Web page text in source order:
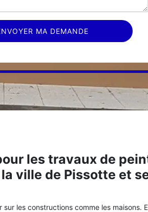
les travaux de
ville de Pissotte et
les constructions comme les maisons.